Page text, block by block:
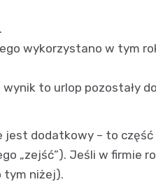
.
wykorzystano w tym
to urlop pozostały
jest dodatkowy – to
„zejść”). Jeśli w firmie
tym niżej).